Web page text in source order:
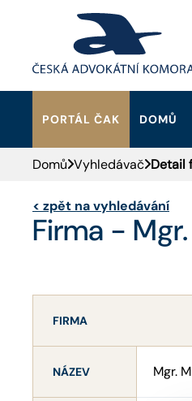
PORTÁL ČAK DOMŮ
HLEDAT
Domů Vyhledávač Detail
< zpět na vyhledávání
Firma -
FIRMA
NÁZEV Mgr.